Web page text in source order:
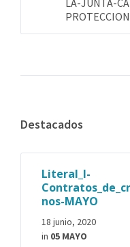
Destacados
Literal_l-
nos-MAYO
18 junio, 2020
in 05 MAYO